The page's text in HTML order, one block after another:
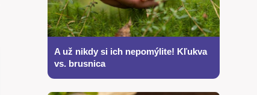
A už nikdy si ich nepomýlite! Kľukva
vs. brusnica